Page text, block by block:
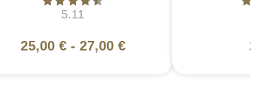
5.11
25,00 €- 27,00 €